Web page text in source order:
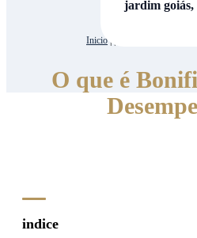
jardim goiás,
Inicio | | O que é
O que é
indice